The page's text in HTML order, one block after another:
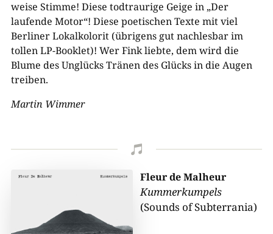
weise Stimme! Diese todtraurige Geige in „Der
laufende Motor“! Diese poetischen Texte mit viel
Berliner Lokalkolorit (übrigens gut nachlesbar im
tollen LP-Booklet)! Wer Fink liebte, dem wird die
Blume des Unglücks Tränen des Glücks in die Augen
treiben.
Martin Wimmer

Fleur de Malheur
Kummerkumpels
(Sounds of Subterrania)